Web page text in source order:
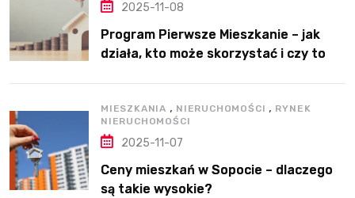
2025-11-08
Program Pierwsze Mieszkanie – jak
działa, kto może skorzystać i czy to
MIESZKANIA , NIERUCHOMOŚCI , RYNEK
NIERUCHOMOŚCI
2025-11-07
Ceny mieszkań w Sopocie – dlaczego
są takie wysokie?